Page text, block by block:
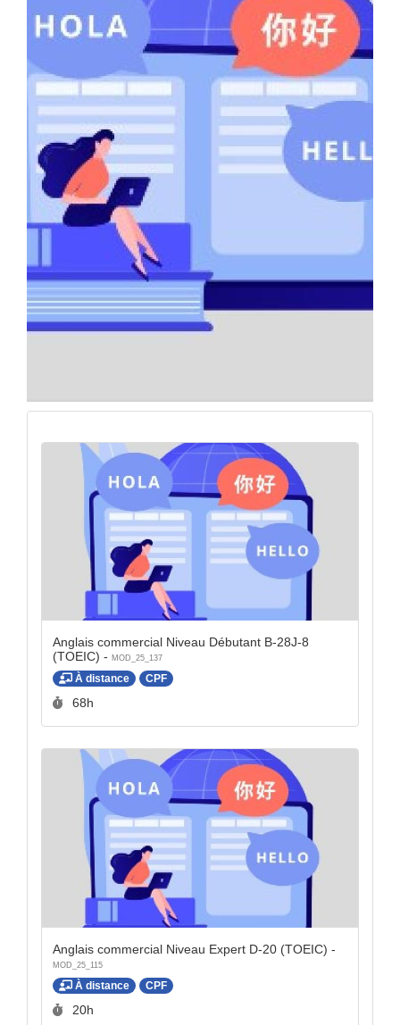
Anglais commercial Niveau Débutant B-28J-8
(TOEIC) - MOD_25_137
À distance CPF
Durée :
68h
Anglais commercial Niveau Expert D-20 (TOEIC) -
MOD_25_115
À distance CPF
Durée :
20h